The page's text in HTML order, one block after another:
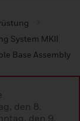
System MKII
Base Assembly
den 8.
den 9.